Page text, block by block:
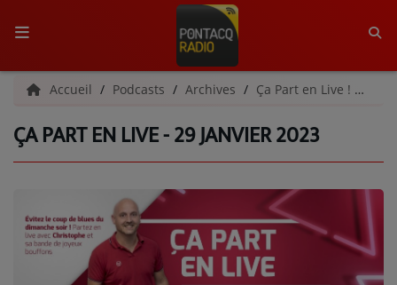
ACCUEIL
RADIO
L'ÉQUIPE
GRILLE DES PROGRAMMES
Accueil Podcasts Archives Ça Part en Live ! | Archives
ÇA PART EN LIVE - 29 JANVIER 2023